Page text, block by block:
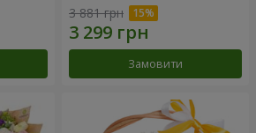
3 881 грн
Замовити